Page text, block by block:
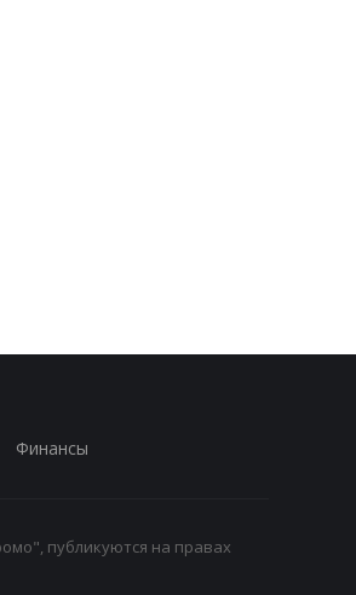
Финансы
публикуются на правах